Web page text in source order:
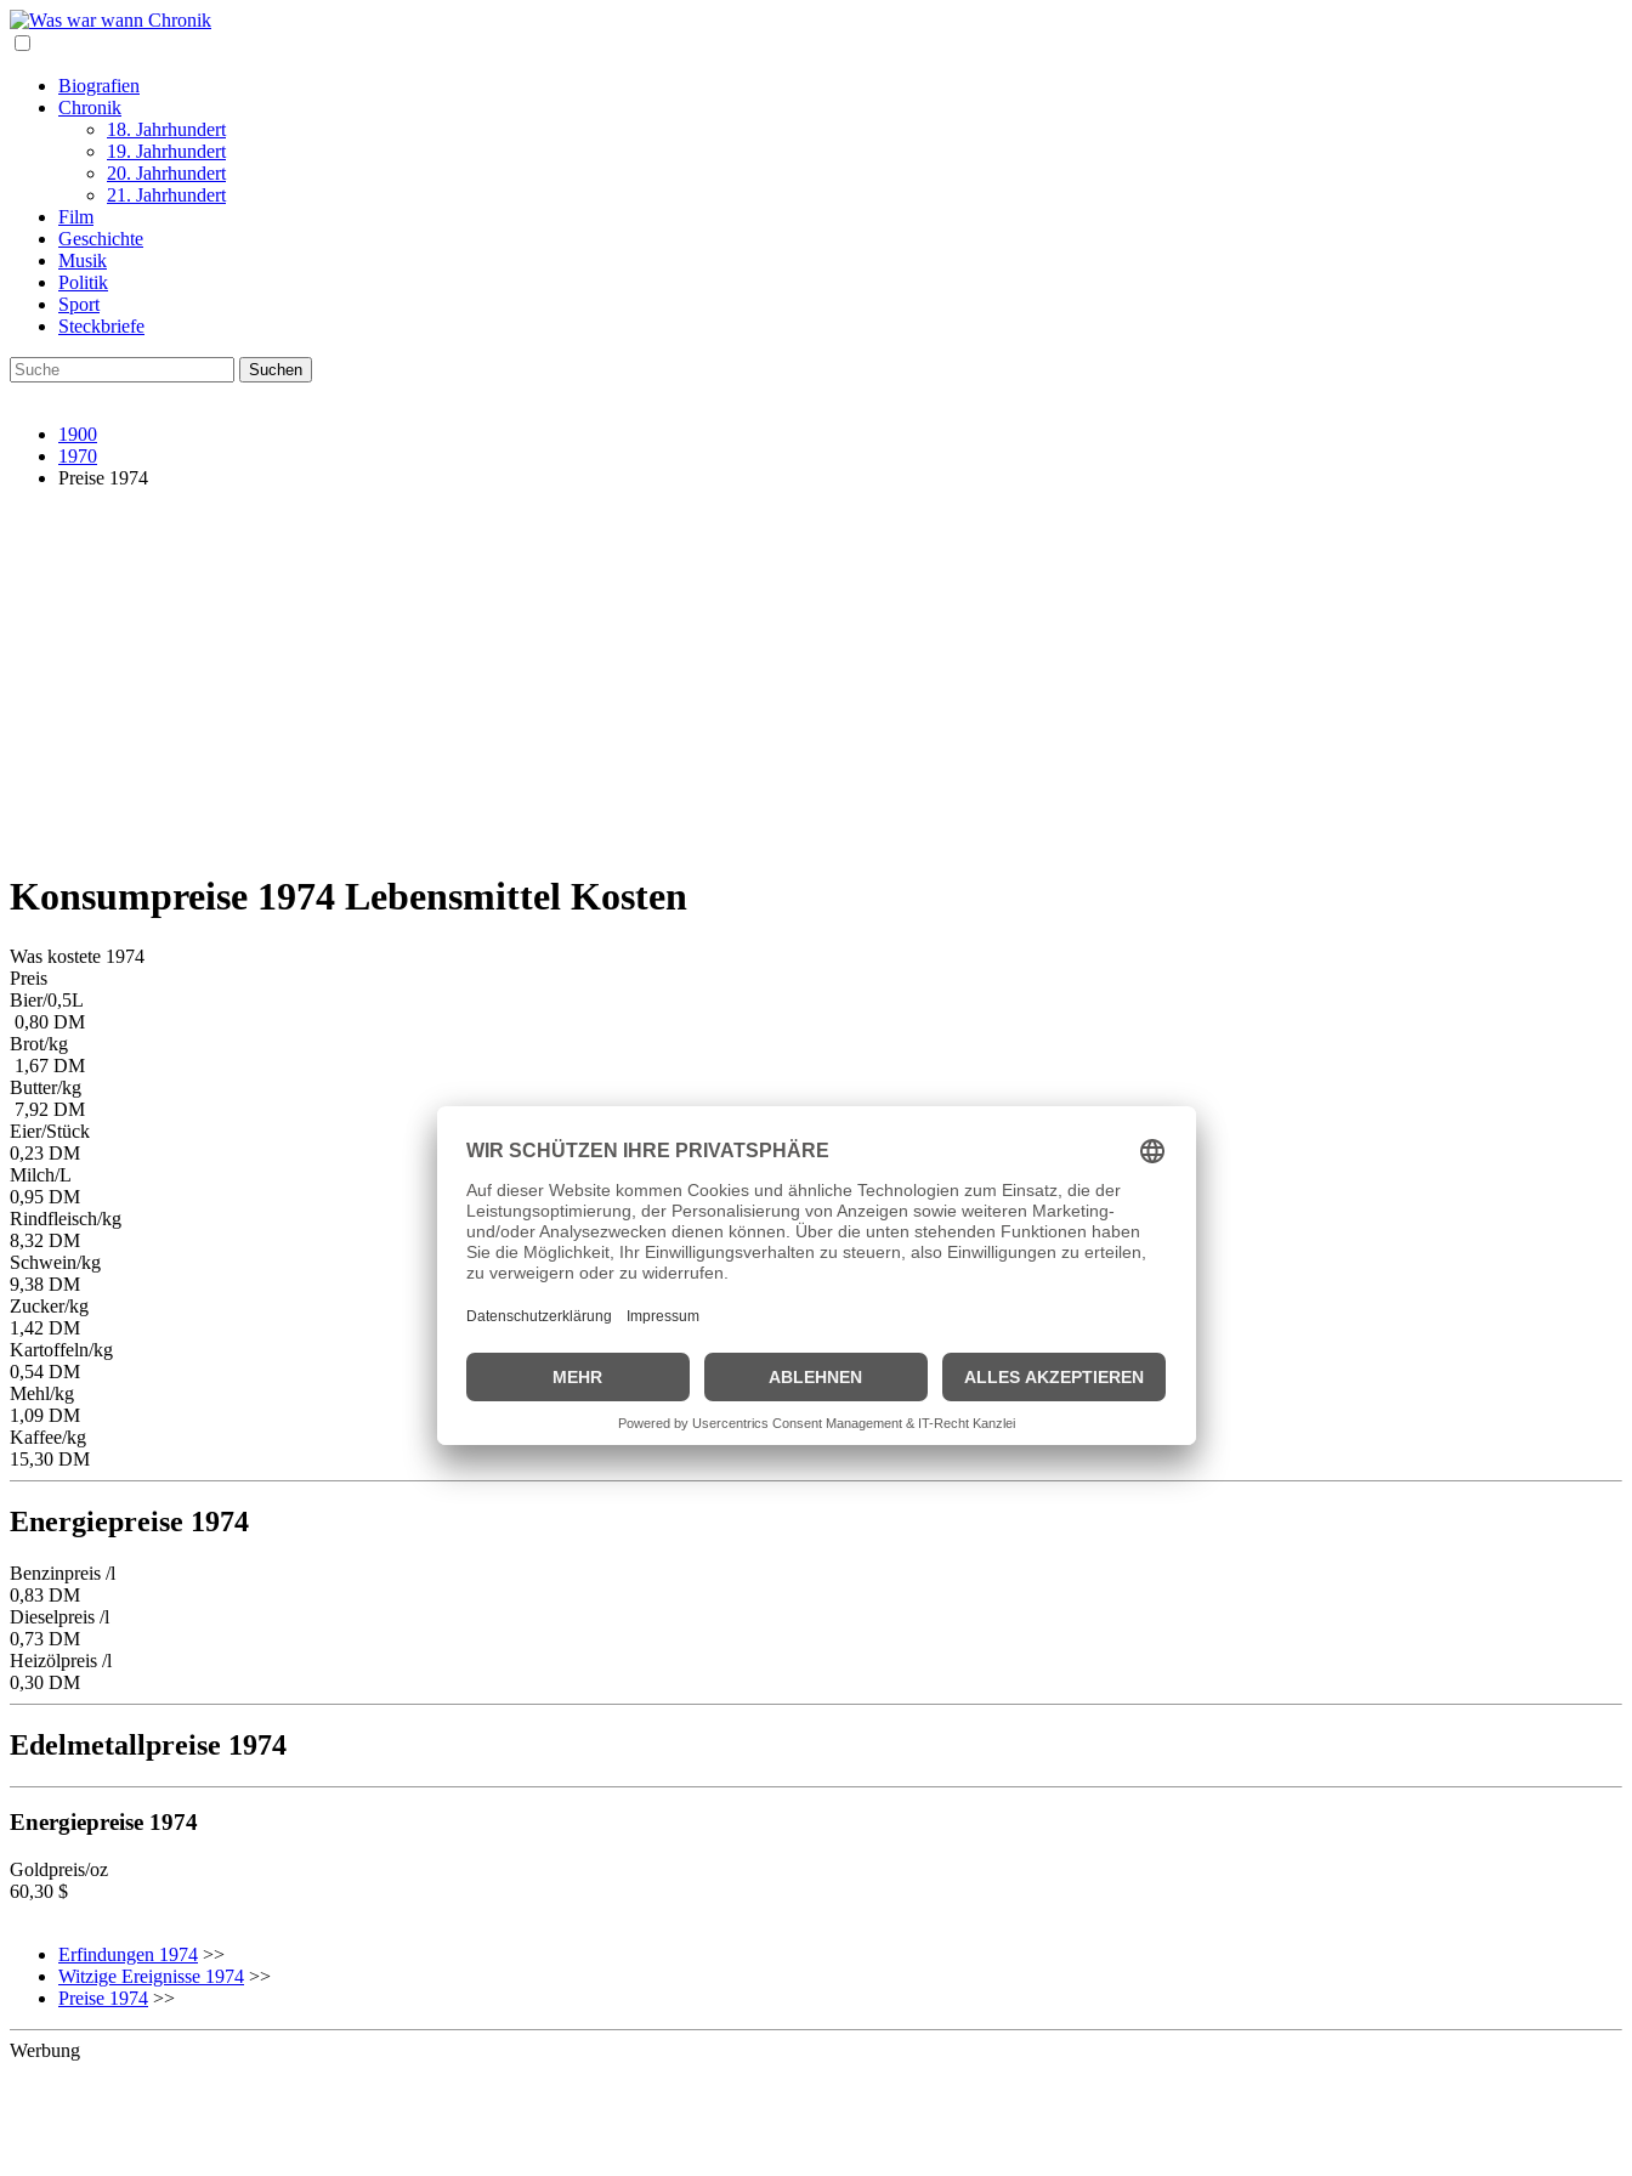
Biografien
Chronik
18. Jahrhundert
19. Jahrhundert
20. Jahrhundert
21. Jahrhundert
Film
Geschichte
Musik
Politik
Sport
Steckbriefe
1900
1970
Preise 1974
Konsumpreise 1974 Lebensmittel Kosten
Was kostete 1974
Preis
Bier/0,5L
0,80 DM
Brot/kg
1,67 DM
Butter/kg
7,92 DM
Eier/Stück
0,23 DM
Milch/L
0,95 DM
Rindfleisch/kg
8,32 DM
Schwein/kg
9,38 DM
Zucker/kg
1,42 DM
Kartoffeln/kg
0,54 DM
Mehl/kg
1,09 DM
Kaffee/kg
15,30 DM
Energiepreise 1974
Benzinpreis /l
0,83 DM
Dieselpreis /l
0,73 DM
Heizölpreis /l
0,30 DM
Edelmetallpreise 1974
Energiepreise 1974
Goldpreis/oz
60,30 $
Erfindungen 1974 >>
Witzige Ereignisse 1974 >>
Preise 1974 >>
Werbung